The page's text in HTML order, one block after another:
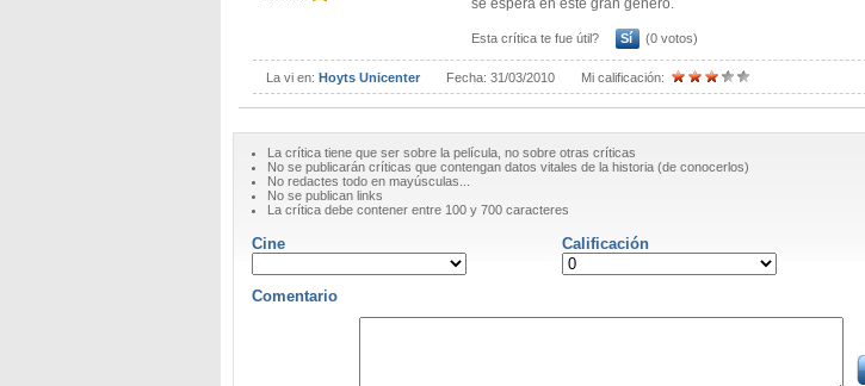
se espera en este gran género.
Esta crítica te fue útil? Sí (0 votos)
La vi en:Hoyts Unicenter Fecha:31/03/2010 Mi calificación:
La crítica tiene que ser sobre la película, no sobre otras críticas
No se publicarán críticas que contengan datos vitales de la historia (de conocerlos)
No redactes todo en mayúsculas...
No se publican links
La crítica debe contener entre 100 y 700 caracteres
Cine Calificación
Comentario